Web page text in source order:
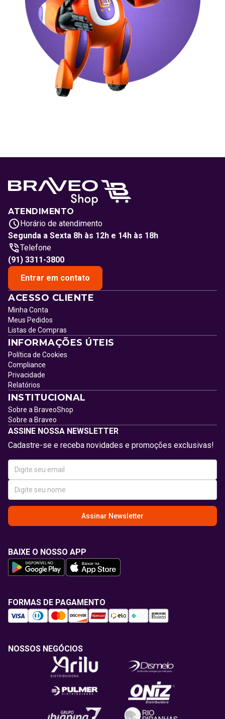
ATENDIMENTO
Horário de atendimento
Segunda a Sexta 8h às 12h e 14h às 18h
Telefone
(91) 3311-3800
Entrar em contato
ACESSO CLIENTE
Minha Conta
Meus Pedidos
Listas de Compras
INFORMAÇÕES ÚTEIS
Política de Cookies
Compliance
Privacidade
Relatórios
INSTITUCIONAL
Sobre a BraveoShop
Sobre a Braveo
ASSINE NOSSA NEWSLETTER
Cadastre-se e receba novidades e promoções exclusivas!
Assinar Newsletter
BAIXE O NOSSO APP
FORMAS DE PAGAMENTO
NOSSOS NEGÓCIOS